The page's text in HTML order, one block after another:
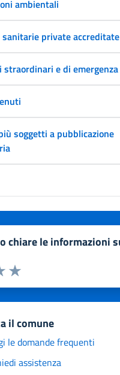
ambientali
private accreditate
e di emergenza
soggetti a pubblicazione
la pagina
Valuta 5 stelle su 5
4 stelle su 5
3 stelle su 5
su 5
su 5
il comune
le domande frequenti
assistenza